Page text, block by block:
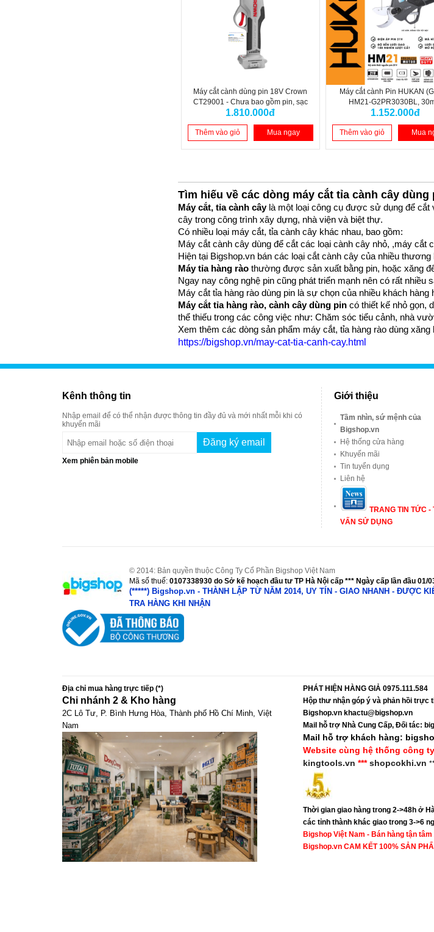
Máy cắt cành dùng pin 18V Crown
CT29001 - Chưa bao gồm pin, sạc
1.810.000đ
Thêm vào giỏ Mua ngay
Máy cắt cành Pin HUKAN
HM21-G2PR3030BL,
1.152.000đ
Thêm vào giỏ Mua
Tìm hiếu về các dòng máy cắt tỉa cành cây dùng
Máy cắt, tỉa cành cây là một loại công cụ được sử dụng để cắt
cây trong công trình xây dựng, nhà viện và biệt thự.
Có nhiều loại máy cắt, tỉa cành cây khác nhau, bao gồm:
Máy cắt cành cây dùng để cắt các loại cành cây nhỏ, ,máy cắt
Hiện tại Bigshop.vn bán các loại cắt cành cây của nhiều
Máy tỉa hàng rào thường được sản xuất bằng pin, hoặc xăng
Ngay nay công nghệ pin cũng phát triển mạnh nên có rất
Máy cắt tỉa hàng rào dùng pin là sự chọn của nhiều khách hàng
Máy cắt tỉa hàng rào, cành cây dùng pin có thiết kế nhỏ gọn,
thể thiếu trong các công việc như: Chăm sóc tiểu cảnh, nhà
Xem thêm các dòng sản phẩm máy cắt, tỉa hàng rào dùng xăng
https://bigshop.vn/may-cat-tia-canh-cay.html
Kênh thông tin
Nhập email để có thể nhận được thông tin đầy đủ và mới nhất mỗi khi có
khuyến mãi
Xem phiên bản mobile
Giới thiệu
Tầm nhìn, sứ mệnh của
Bigshop.vn
Hệ thống cửa hàng
Khuyến mãi
Tin tuyển dụng
Liên hệ
TRANG TIN TỨC -
VẤN SỬ DỤNG
© 2014: Bản quyền thuộc Công Ty Cổ Phần Bigshop Việt Nam
Mã số thuế: 0107338930 do Sở kế hoạch đầu tư TP Hà Nội cấp *** Ngày cấp lần đầu 01/
(*****) Bigshop.vn - THÀNH LẬP TỪ NĂM 2014, UY TÍN - GIAO NHANH - ĐƯỢC
TRA HÀNG KHI NHẬN
Địa chỉ mua hàng trực tiếp (*)
Chi nhánh 2 & Kho hàng
2C Lô Tư, P. Bình Hưng Hòa, Thành phố Hồ Chí Minh, Việt
Nam
PHÁT HIỆN HÀNG GIẢ 0975.111.584
Hộp thư nhận góp ý và phản hồi trực
Bigshop.vn khactu@bigshop.vn
Mail hỗ trợ Nhà Cung Cấp, Đối tác:
Mail hỗ trợ khách hàng:
Website cùng hệ thống công
kingtools.vn ***shopcokhi.vn
Thời gian giao hàng trong 2->48h ở
các tỉnh thành khác giao trong 3->6
Bigshop Việt Nam - Bán hàng tận
Bigshop.vn CAM KẾT 100% SẢN